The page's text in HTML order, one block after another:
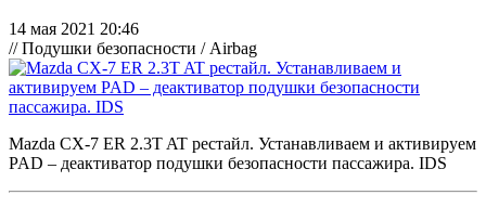
14 мая 2021 20:46
// Подушки безопасности / Airbag
Mazda CX-7 ER 2.3T AT рестайл. Устанавливаем и активируем
PAD – деактиватор подушки безопасности пассажира. IDS